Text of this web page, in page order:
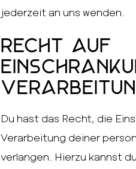
jederzeit an uns wenden.
Recht auf
Du hast das Recht, die
Verarbeitung deiner
verlangen. Hierzu kannst